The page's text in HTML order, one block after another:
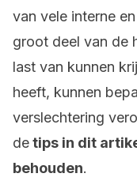
van vele interne
groot deel van de
last van kunnen
heeft, kunnen
verslechtering
detips in dit
behouden.